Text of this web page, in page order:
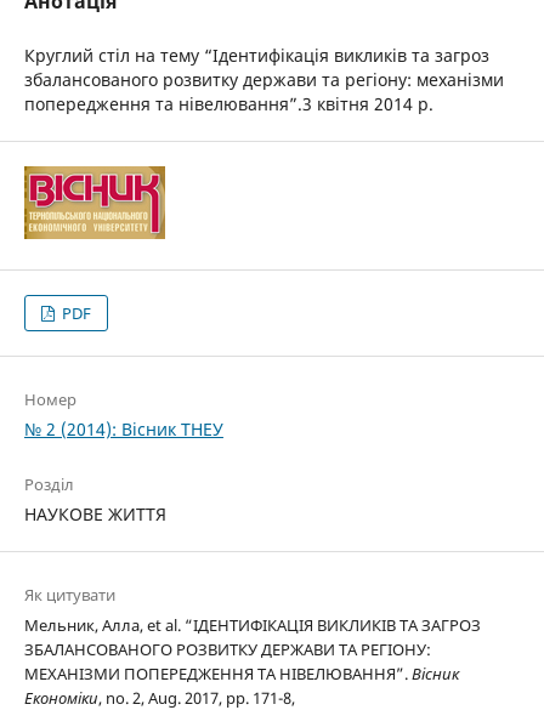
Круглий стіл на тему “Ідентифікація викликів та загроз
збалансованого розвитку держави та регіону: механізми
попередження та нівелювання”.3 квітня 2014 р.
PDF
Номер
№ 2 (2014): Вісник ТНЕУ
Розділ
НАУКОВЕ ЖИТТЯ
Як цитувати
Мельник, Алла, et al. “ІДЕНТИФІКАЦІЯ ВИКЛИКІВ ТА ЗАГРОЗ
ЗБАЛАНСОВАНОГО РОЗВИТКУ ДЕРЖАВИ ТА РЕГІОНУ:
МЕХАНІЗМИ ПОПЕРЕДЖЕННЯ ТА НІВЕЛЮВАННЯ”.Вісник
Економіки, no. 2, Aug. 2017, pp. 171-8,